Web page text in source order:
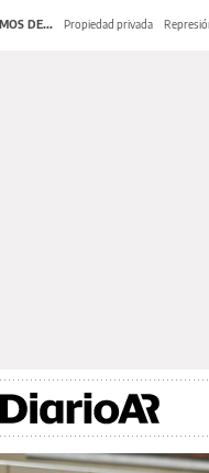
DE... Propiedad privada